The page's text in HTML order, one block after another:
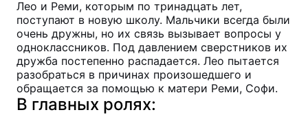
Лео и Реми, которым по тринадцать лет,
поступают в новую школу. Мальчики всегда были
очень дружны, но их связь вызывает вопросы у
одноклассников. Под давлением сверстников их
дружба постепенно распадается. Лео пытается
разобраться в причинах произошедшего и
обращается за помощью к матери Реми, Софи.
В главных ролях: